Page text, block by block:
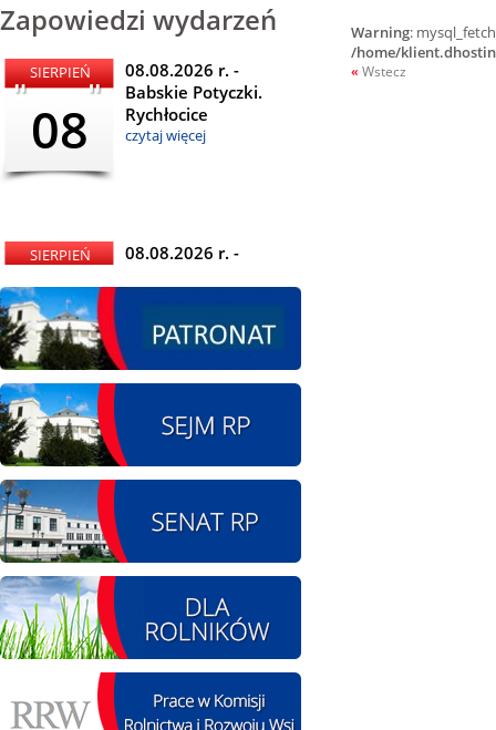
Zapowiedzi wydarzeń
SIERPIEŃ
08
08.08.2026 r. -
Babskie Potyczki.
Rychłocice
czytaj więcej
SIERPIEŃ
08
08.08.2026 r. -
SIERPIEŃ
08
08.08.2026 r. - Piknik
integracyjny. Krępa
60 u Sołtysa
SIERPIEŃ
09
09.08.2026 r. -
Jubileusz OSP. Żerniki
czytaj więcej
Warning:
/home/
« Wstecz